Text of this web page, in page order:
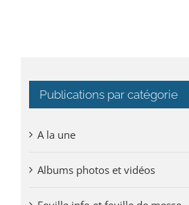
Publications par catégorie
A la une
Albums photos et vidéos